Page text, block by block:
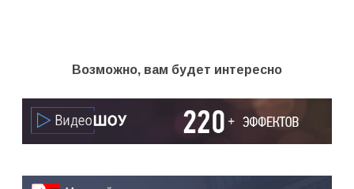
Возможно, вам будет интересно